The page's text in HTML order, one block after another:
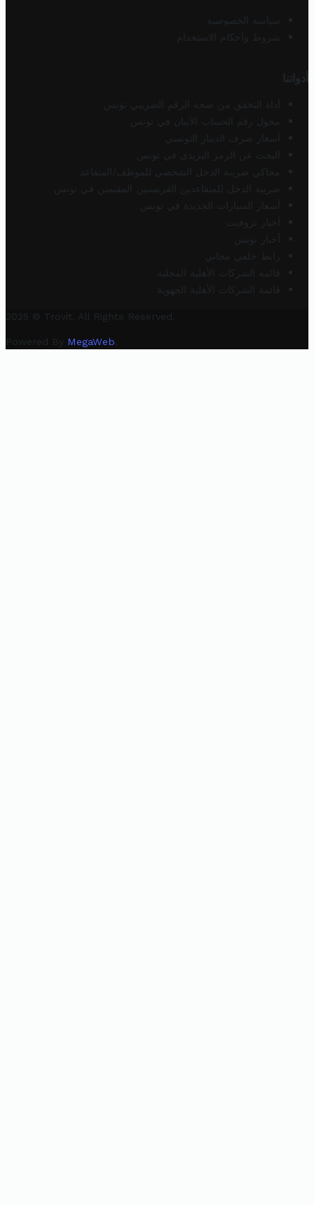
سياسة الخصوصية
شروط وأحكام الاستخدام
أدواتنا
أداة التحقق من صحة الرقم الضريبي تونس
محول رقم الحساب الآيبان في تونس
أسعار صرف الدينار التونسي
البحث عن الرمز البريدي في تونس
محاكي ضريبة الدخل الشخصي للموظف/المتقاعد
ضريبة الدخل للمتقاعدين الفرنسيين المقيمين في تونس
أسعار السيارات الجديدة في تونس
أخبار تروفيت
أخبار تونس
رابط خلفي مجاني
قائمة الشركات الأهلية المحلية
قائمة الشركات الأهلية الجهوية
2025 © Trovit. All Rights Reserved.
Powered By MegaWeb